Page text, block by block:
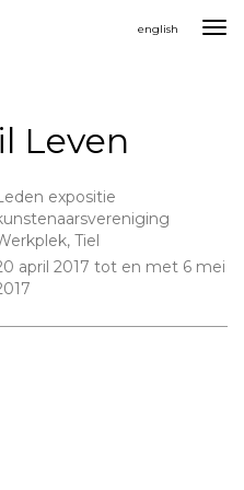
english
Leven
expositie
Tiel
april 2017 tot en met 6 mei